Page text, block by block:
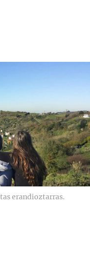
erandioztarras.